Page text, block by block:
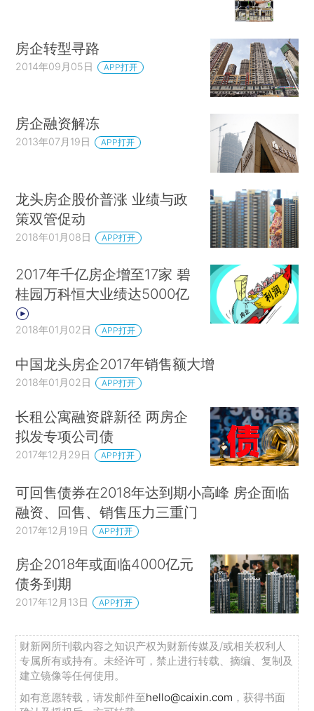
房企转型寻路
2014年09月05日 APP打开
房企融资解冻
2013年07月19日 APP打开
龙头房企股价普涨 业绩与政
策双管促动
2018年01月08日 APP打开
2017年千亿房企增至17家 碧
桂园万科恒大业绩达5000亿
2018年01月02日 APP打开
中国龙头房企2017年销售额大增
2018年01月02日 APP打开
长租公寓融资辟新径 两房企
拟发专项公司债
2017年12月29日 APP打开
可回售债券在2018年达到期小高峰 房企面临
融资、回售、销售压力三重门
2017年12月19日 APP打开
房企2018年或面临4000亿元
债务到期
2017年12月13日 APP打开
财新网所刊载内容之知识产权为财新传媒及/或相关权利人
专属所有或持有。未经许可，禁止进行转载、摘编、复制及
建立镜像等任何使用。
如有意愿转载，请发邮件至hello@caixin.com ，获得书面